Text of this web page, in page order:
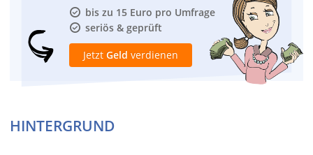
bis zu 15 Euro pro Umfrage
seriös & geprüft
Jetzt Geld verdienen
HINTERGRUND